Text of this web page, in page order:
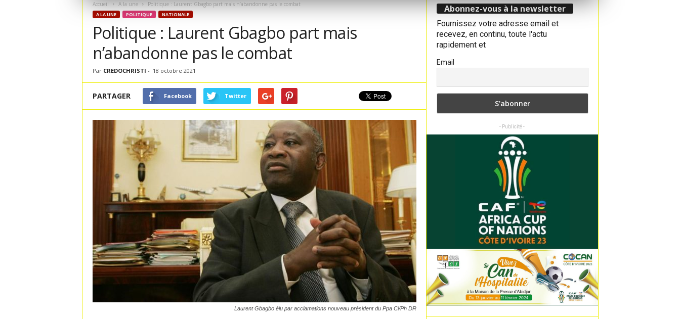
Accueil A la une Politique : Laurent Gbagbo part mais n’abandonne pas le combat
A LA UNE POLITIQUE NATIONALE
Politique : Laurent Gbagbo part mais
n’abandonne pas le combat
Par CREDOCHRISTI - 18 octobre 2021
PARTAGER Facebook Twitter
Laurent Gbagbo élu par acclamations nouveau président du Ppa Ci/Ph DR
Abonnez-vous à la newsletter
Fournissez votre adresse email et
recevez, en continu, toute l'actu
rapidement et
Email
- Publicité -